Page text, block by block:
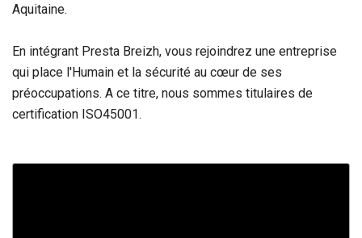
Aquitaine.
En intégrant Presta Breizh, vous rejoindrez une entreprise
qui place l'Humain et la sécurité au cœur de ses
préoccupations. A ce titre, nous sommes titulaires de
certification ISO45001.